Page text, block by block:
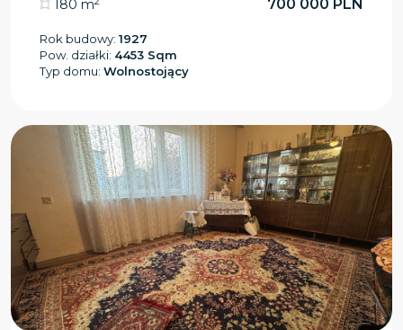
180 m 700 000 PLN
Rok budowy: 1927
Pow. działki: 4453 Sqm
Typ domu: Wolnostojący